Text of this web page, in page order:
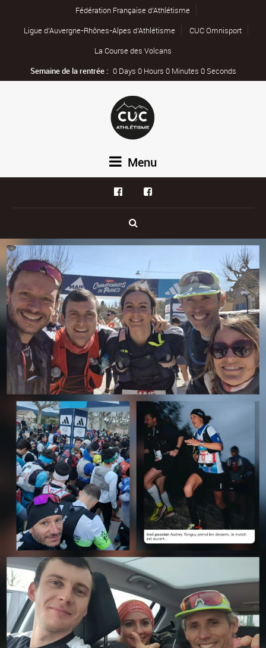
Fédération Française d’Athlétisme
Ligue d’Auvergne-Rhônes-Alpes d’Athlétisme
CUC Omnisport
La Course des Volcans
Semaine de la rentrée : 0 Days 0 Hours 0 Minutes 0 Seconds
Menu